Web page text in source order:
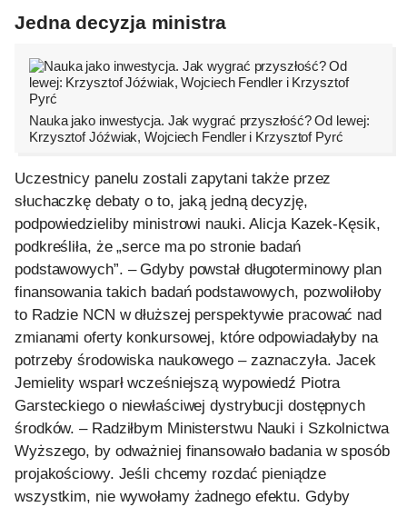
Jedna decyzja ministra
Nauka jako inwestycja. Jak wygrać przyszłość? Od lewej:
Krzysztof Jóźwiak, Wojciech Fendler i Krzysztof Pyrć
Uczestnicy panelu zostali zapytani także przez
słuchaczkę debaty o to, jaką jedną decyzję,
podpowiedzieliby ministrowi nauki. Alicja Kazek-Kęsik,
podkreśliła, że „serce ma po stronie badań
podstawowych”. – Gdyby powstał długoterminowy plan
finansowania takich badań podstawowych, pozwoliłoby
to Radzie NCN w dłuższej perspektywie pracować nad
zmianami oferty konkursowej, które odpowiadałyby na
potrzeby środowiska naukowego – zaznaczyła. Jacek
Jemielity wsparł wcześniejszą wypowiedź Piotra
Garsteckiego o niewłaściwej dystrybucji dostępnych
środków. – Radziłbym Ministerstwu Nauki i Szkolnictwa
Wyższego, by odważniej finansowało badania w sposób
projakościowy. Jeśli chcemy rozdać pieniądze
wszystkim, nie wywołamy żadnego efektu. Gdyby